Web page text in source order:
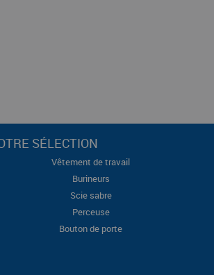
SÉLECTION
Vêtement de travail
Burineurs
Scie sabre
Perceuse
Bouton de porte